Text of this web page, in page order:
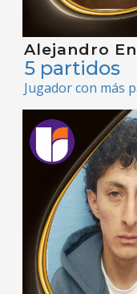
Alejandro
5 partidos
Jugador con más